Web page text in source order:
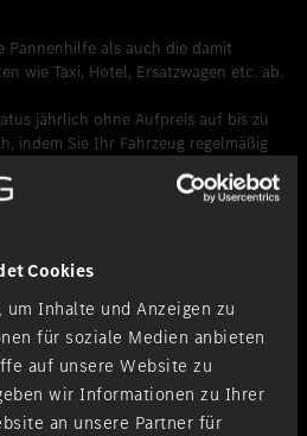
Cookies
Inhalte und Anzeigen zu
für soziale Medien anbieten
auf unsere Website zu
wir Informationen zu Ihrer
an unsere Partner für
als auch die damit
wie Taxi, Hotel, Ersatzwagen etc. ab.
jährlich ohne Aufpreis auf bis zu
indem Sie Ihr Fahrzeug regelmäßig
Mobilitätsgarantie